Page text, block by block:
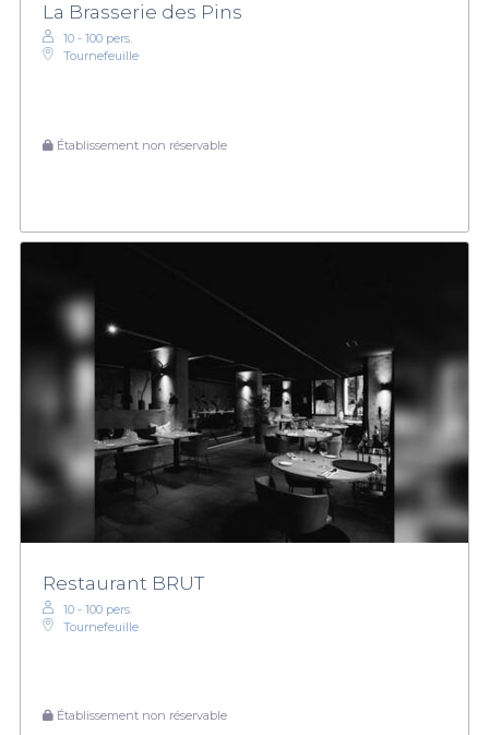
La Brasserie des Pins
10 - 100 pers.
Tournefeuille
Établissement non réservable
Restaurant BRUT
10 - 100 pers.
Tournefeuille
Établissement non réservable